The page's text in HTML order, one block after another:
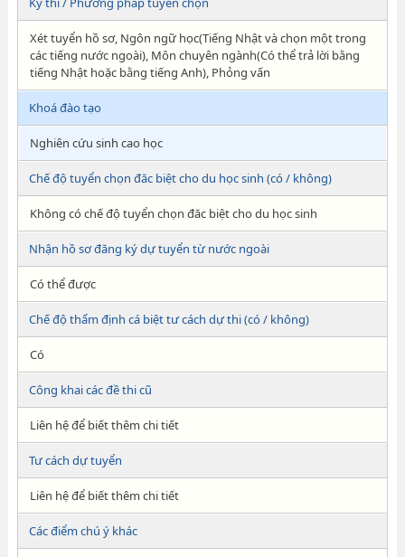
Xét tuyển hồ sơ, Ngôn ngữ học(Tiếng Nhật và chọn một trong
các tiếng nước ngoài), Môn chuyên ngành(Có thể trả lời bằng
tiếng Nhật hoặc bằng tiếng Anh), Phỏng vấn
Khoá đào tạo
Nghiên cứu sinh cao học
Chế độ tuyển chọn đăc biệt cho du học sinh (có / không)
Không có chế độ tuyển chọn đăc biệt cho du học sinh
Nhận hồ sơ đăng ký dự tuyển từ nước ngoài
Có thể được
Chế độ thẩm định cá biệt tư cách dự thi (có / không)
Có
Công khai các đề thi cũ
Liên hệ để biết thêm chi tiết
Tư cách dự tuyển
Liên hệ để biết thêm chi tiết
Các điểm chú ý khác